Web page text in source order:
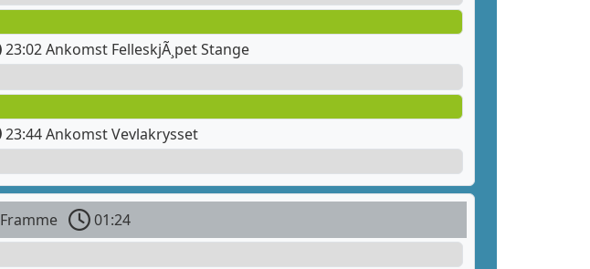
23:02 Ankomst FelleskjÃ¸pet Stange
23:44 Ankomst Vevlakrysset
Framme
01:24